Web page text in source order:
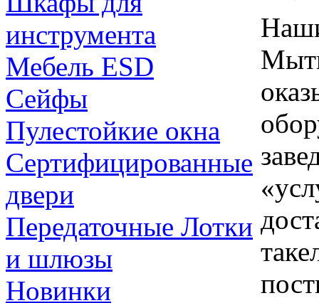
инструмента
Мебель ESD
Сейфы
Пулестойкие окна
Сертифицированные
двери
Передаточные Лотки
и шлюзы
Новинки